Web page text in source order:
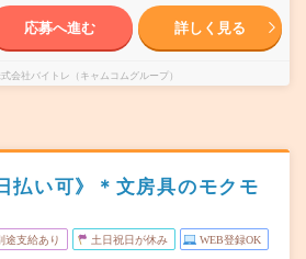
応募へ進む 詳しく見る
会社バイトレ（キャムコムグループ）
払い可》＊文房具のモクモ
途支給あり 土日祝日が休み WEB登録OK